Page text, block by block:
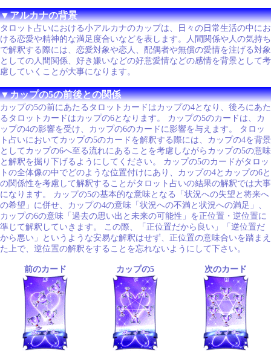
▼アルカナの背景
タロット占いにおける小アルカナのカップは、日々の日常生活の中にお
ける恋愛や精神的な満足度合いなどを表します。人間関係や人の気持ち
で解釈する際には、恋愛対象や恋人、配偶者や無償の愛情を注げる対象
としての人間関係、好き嫌いなどの好意愛情などの感情を背景として考
慮していくことが大事になります。
▼カップの5の前後との関係
カップの5の前にあたるタロットカードはカップの4となり、後ろにあた
るタロットカードはカップの6となります。 カップの5のカードは、カ
ップの4の影響を受け、カップの6のカードに影響を与えます。 タロッ
ト占いにおいてカップの5のカードを解釈する際には、カップの4を背景
としてカップの6へ至る流れにあることを考慮しながらカップの5の意味
と解釈を掘り下げるようにしてください。 カップの5のカードがタロッ
トの全体像の中でどのような位置付けにあり、カップの4とカップの6と
の関係性を考慮して解釈することがタロット占いの結果の解釈では大事
になります。 カップの5の基本的な意味となる「状況への失望と将来へ
の希望」に併せ、カップの4の意味「状況への不満と状況への満足」、
カップの6の意味「過去の思い出と未来の可能性」を正位置・逆位置に
準じて解釈していきます。 この際、「正位置だから良い」「逆位置だ
から悪い」というような安易な解釈はせず、正位置の意味合いを踏まえ
た上で、逆位置の解釈をすることを忘れないようにして下さい。
前のカード カップの5 次のカード